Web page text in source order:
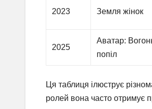
2023 Земля жінок
2025
Аватар:
попіл
Ця таблиця ілюструє
ролей вона часто отримує